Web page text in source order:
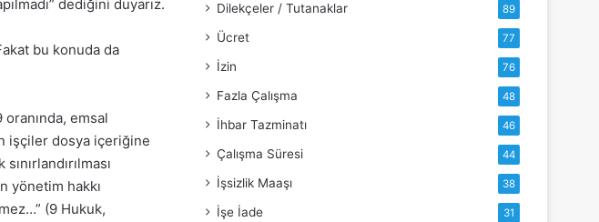
dediğini duyarız.
bu konuda da
emsal
işçiler dosya içeriğine
yönetim hakkı
(9 Hukuk,
Dilekçeler / Tutanaklar 89
Ücret 77
İzin 76
Fazla Çalışma 48
İhbar Tazminatı 46
Çalışma Süresi 44
İşsizlik Maaşı 38
İşe İade 31